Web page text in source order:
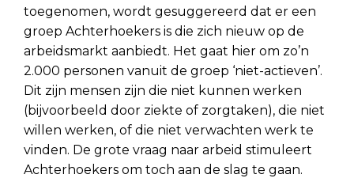
toegenomen, wordt gesuggereerd dat er een
groep Achterhoekers is die zich nieuw op de
arbeidsmarkt aanbiedt. Het gaat hier om zo’n
2.000 personen vanuit de groep ‘niet-actieven’.
Dit zijn mensen zijn die niet kunnen werken
(bijvoorbeeld door ziekte of zorgtaken), die niet
willen werken, of die niet verwachten werk te
vinden. De grote vraag naar arbeid stimuleert
Achterhoekers om toch aan de slag te gaan.